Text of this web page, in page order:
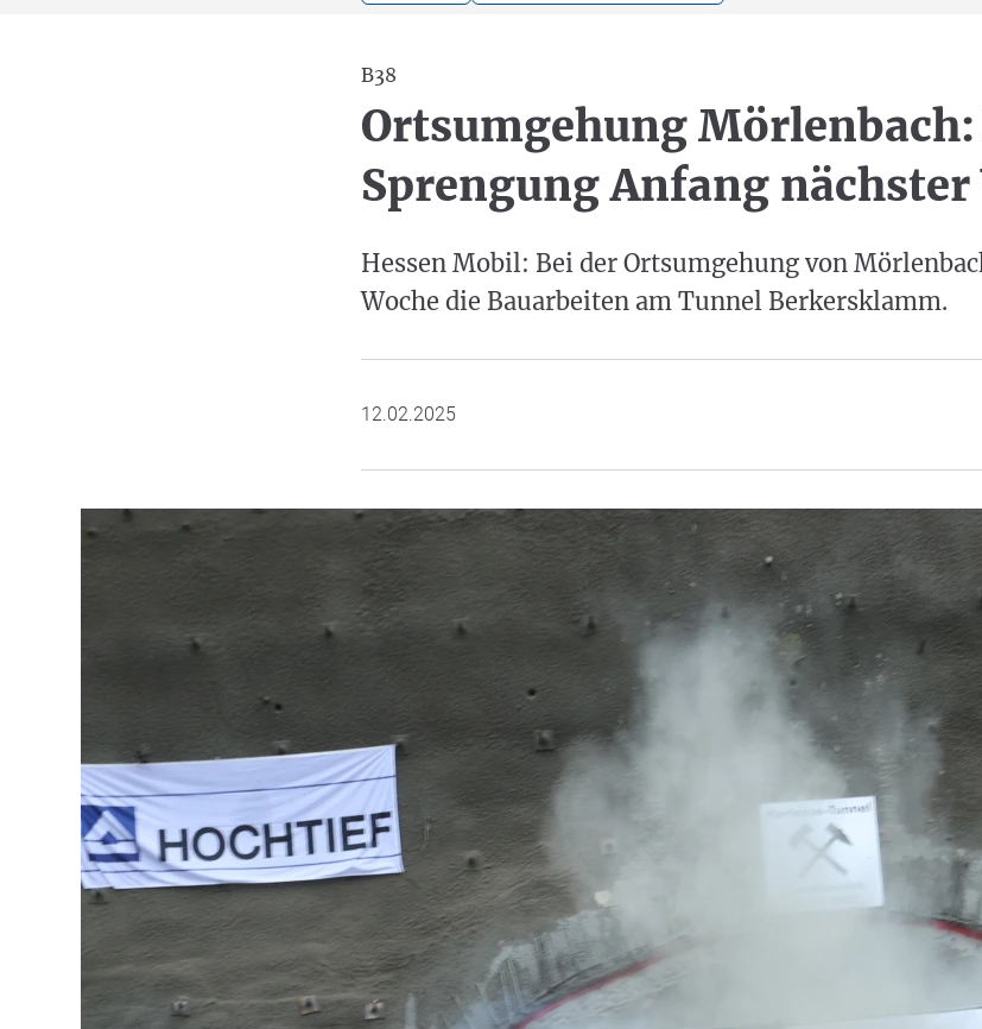
B38
Ortsumgehung Mörlenbach:
Sprengung Anfang nächster
Hessen Mobil: Bei der Ortsumgehung von
Woche die Bauarbeiten am Tunnel Berkersklamm.
12.02.2025